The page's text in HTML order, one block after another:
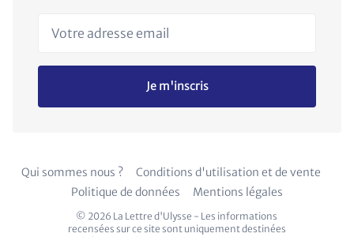
Votre adresse email
Je m'inscris
Qui sommes nous ?
Conditions d'utilisation et de vente
Politique de données
Mentions légales
© 2026 La Lettre d'Ulysse - Les informations
recensées sur ce site sont uniquement destinées